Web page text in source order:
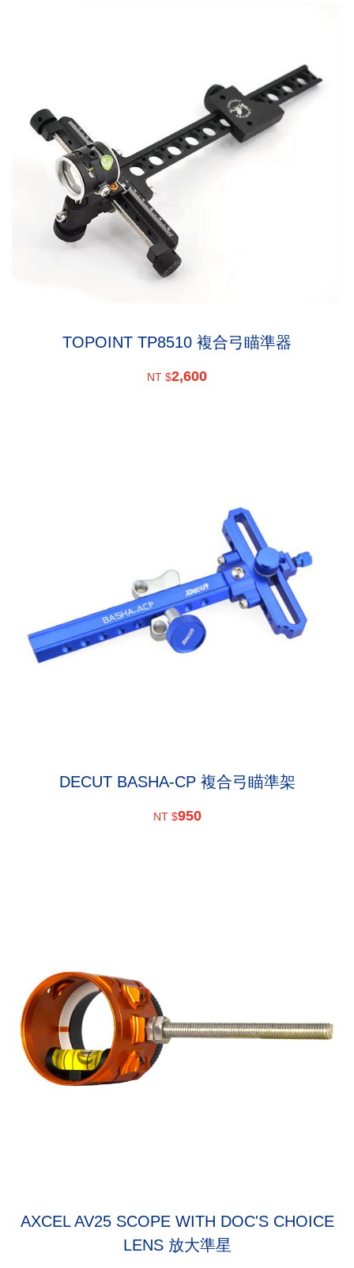
TOPOINT TP8510 複合弓瞄準器
NT $2,600
DECUT BASHA-CP 複合弓瞄準架
NT $950
AXCEL AV25 SCOPE WITH DOC'S CHOICE
LENS 放大準星